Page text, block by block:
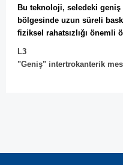
Bu teknoloji, seledeki
bölgesinde uzun süreli
fiziksel rahatsızlığı önemli
L3
"Geniş" intertrokanterik